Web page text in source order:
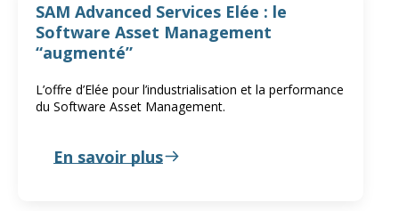
SAM Advanced Services Elée : le
Software Asset Management
“augmenté”
L’offre d’Elée pour l’industrialisation et la performance
du Software Asset Management.
En savoir plus